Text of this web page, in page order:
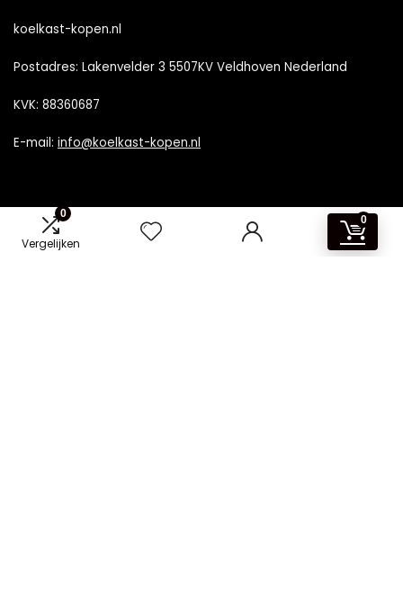
0
Vergelijken
0
koelkast-kopen.nl
Postadres: Lakenvelder 3 5507KV Veldhoven Nederland
KVK: 88360687
E-mail: info@koelkast-kopen.nl
Producten lijst